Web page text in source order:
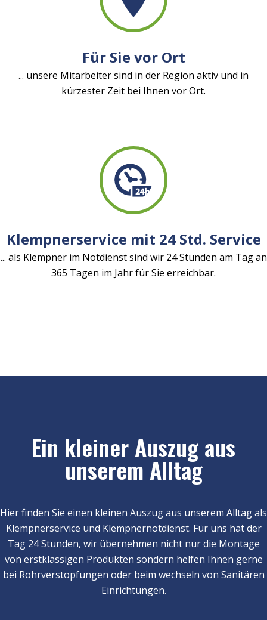
Für Sie vor Ort
... unsere Mitarbeiter sind in der Region aktiv und in
kürzester Zeit bei Ihnen vor Ort.
Klempnerservice mit 24 Std. Service
... als Klempner im Notdienst sind wir 24 Stunden am Tag an
365 Tagen im Jahr für Sie erreichbar.
Ein kleiner Auszug aus
unserem Alltag
Hier finden Sie einen kleinen Auszug aus unserem Alltag als
Klempnerservice und Klempnernotdienst. Für uns hat der
Tag 24 Stunden, wir übernehmen nicht nur die Montage
von erstklassigen Produkten sondern helfen Ihnen gerne
bei Rohrverstopfungen oder beim wechseln von Sanitären
Einrichtungen.